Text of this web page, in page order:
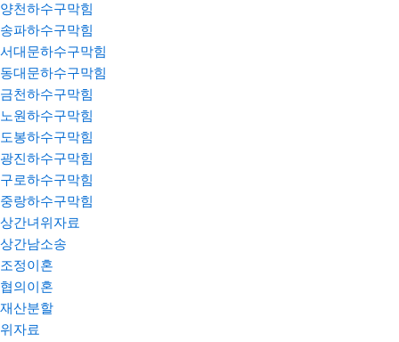
양천하수구막힘
송파하수구막힘
서대문하수구막힘
동대문하수구막힘
금천하수구막힘
노원하수구막힘
도봉하수구막힘
광진하수구막힘
구로하수구막힘
중랑하수구막힘
상간녀위자료
상간남소송
조정이혼
협의이혼
재산분할
위자료